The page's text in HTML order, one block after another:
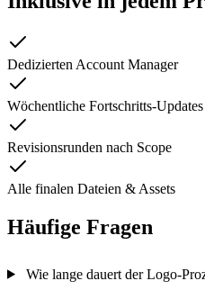
Dedizierten Account Manager
Wöchentliche Fortschritts-Updates
Revisionsrunden nach Scope
Alle finalen Dateien & Assets
Häufige Fragen
Wie lange dauert der Logo-